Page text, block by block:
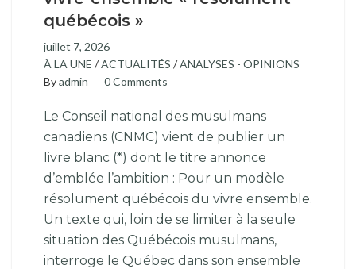
québécois »
juillet 7, 2026
À LA UNE /ACTUALITÉS /ANALYSES - OPINIONS
Byadmin 0 Comments
Le Conseil national des musulmans
canadiens (CNMC) vient de publier un
livre blanc (*) dont le titre annonce
d’emblée l’ambition : Pour un modèle
résolument québécois du vivre ensemble.
Un texte qui, loin de se limiter à la seule
situation des Québécois musulmans,
interroge le Québec dans son ensemble